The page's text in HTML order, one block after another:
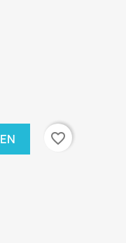
favorite_border